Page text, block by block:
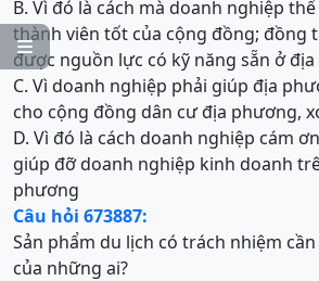

B. Vì đó là cách mà doanh nghiệp
thành viên tốt của cộng đồng; đồng
được nguồn lực có kỹ năng sẵn ở
C. Vì doanh nghiệp phải giúp địa
cho cộng đồng dân cư địa phương,
D. Vì đó là cách doanh nghiệp cám
giúp đỡ doanh nghiệp kinh doanh
phương
Câu hỏi 673887:
Sản phẩm du lịch có trách nhiệm
của những ai?